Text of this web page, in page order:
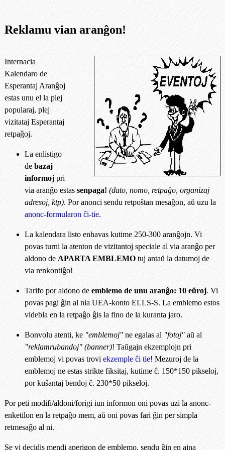
Reklamu vian aranĝon!
Internacia
Kalendaro de
Esperantaj Aranĝoj
estas unu el la plej
popularaj, plej
vizitataj Esperantaj
retpaĝoj.
La enlistigo
de bazaj
informoj pri
via aranĝo estas senpaga! (dato, nomo, retpaĝo, organizaj
adresoj, ktp). Por anonci sendu retpoŝtan mesaĝon, aŭ uzu la
anonc-formularon ĉi-tie.
La kalendara listo enhavas kutime 250-300 aranĝojn. Vi
povas turni la atenton de vizitantoj speciale al via aranĝo per
aldono de APARTA EMBLEMO tuj antaŭ la datumoj de
via renkontiĝo!
Tarifo por aldono de emblemo de unu aranĝo: 10 eŭroj. Vi
povas pagi ĝin al nia UEA-konto ELLS-S. La emblemo estos
videbla en la retpaĝo ĝis la fino de la kuranta jaro.
Bonvolu atenti, ke "emblemoj" ne egalas al "fotoj" aŭ al
"reklamrubandoj" (banner)! Taŭgajn ekzemplojn pri
emblemoj vi povas trovi ekzemple ĉi tie! Mezuroj de la
emblemoj ne estas strikte fiksitaj, kutime ĉ. 150*150 pikseloj,
por kuŝantaj bendoj ĉ. 230*50 pikseloj.
Por peti modifi/aldoni/forigi iun informon oni povas uzi la anonc-
enketilon en la retpaĝo mem, aŭ oni povas fari ĝin per simpla
retmesaĝo al ni.
Se vi decidis mendi aperigon de emblemo, sendu ĝin en ajna